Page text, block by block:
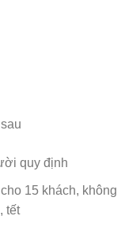
quy định
15 khách, không
tết